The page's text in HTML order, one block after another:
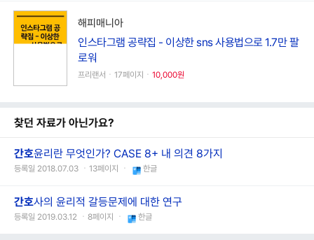
해피매니아
인스타그램 공략집 - 이상한 sns 사용법으로 1.7만 팔
로워
프리랜서ㆍ17페이지ㆍ 10,000원
찾던 자료가 아닌가요?
간호윤리란 무엇인가? CASE 8+ 내 의견 8가지
등록일 2018.07.03 ㆍ13페이지 ㆍ 한글
간호사의 윤리적 갈등문제에 대한 연구
등록일 2019.03.12 ㆍ8페이지 ㆍ 한글